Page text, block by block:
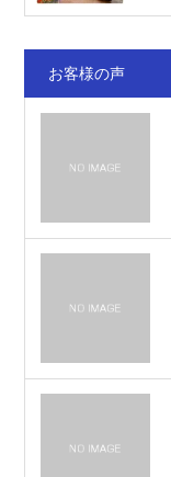
お客様の声